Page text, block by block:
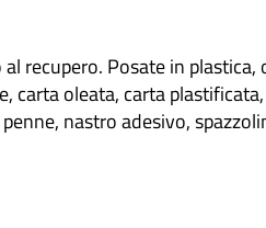
Posate in
oleata, carta
nastro adesivo,